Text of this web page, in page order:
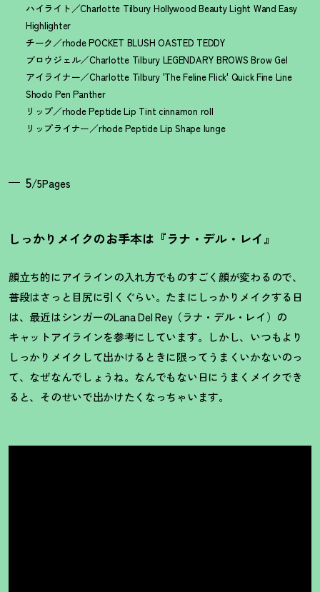
ハイライト／Charlotte Tilbury Hollywood Beauty Light Wand Easy
Highlighter
チーク／rhode POCKET BLUSH OASTED TEDDY
ブロウジェル／Charlotte Tilbury LEGENDARY BROWS Brow Gel
アイライナー／Charlotte Tilbury 'The Feline Flick' Quick Fine Line
Shodo Pen Panther
リップ／rhode Peptide Lip Tint cinnamon roll
リップライナー／rhode Peptide Lip Shape lunge
5/5Pages
しっかりメイクのお手本は『ラナ・デル・レイ』
顔立ち的にアイラインの入れ方でものすごく顔が変わるので、
普段はさっと目尻に引くぐらい。たまにしっかりメイクする日
は、最近はシンガーのLana Del Rey（ラナ・デル・レイ）の
キャットアイラインを参考にしています。しかし、いつもより
しっかりメイクして出かけるときに限ってうまくいかないのっ
て、なぜなんでしょうね。なんでもない日にうまくメイクでき
ると、そのせいで出かけたくなっちゃいます。